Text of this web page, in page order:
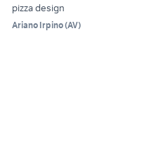
pizza design
Ariano Irpino(AV)